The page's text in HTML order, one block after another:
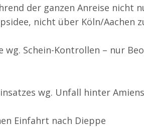
der ganzen Anreise nicht
nicht über Köln/Aachen
wg. Schein-Kontrollen – nur
wg. Unfall hinter Amiens
Einfahrt nach Dieppe